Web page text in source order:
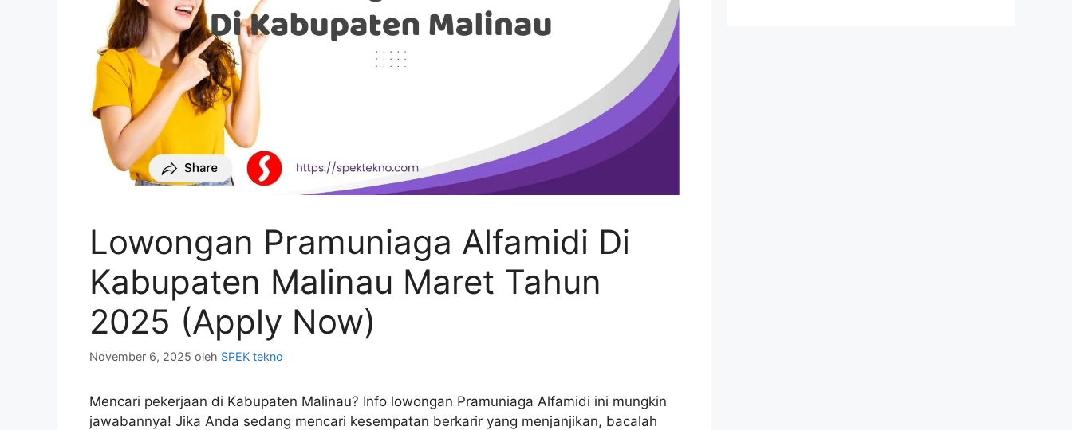
Lowongan Pramuniaga Alfamidi Di
Kabupaten Malinau Maret Tahun
2025 (Apply Now)
November 6, 2025 oleh SPEK tekno
Mencari pekerjaan di Kabupaten Malinau? Info lowongan Pramuniaga Alfamidi ini mungkin
jawabannya! Jika Anda sedang mencari kesempatan berkarir yang menjanjikan, bacalah